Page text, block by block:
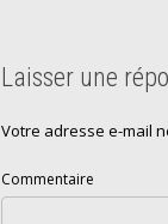
Laisser une
Votre adresse e-mail
Commentaire